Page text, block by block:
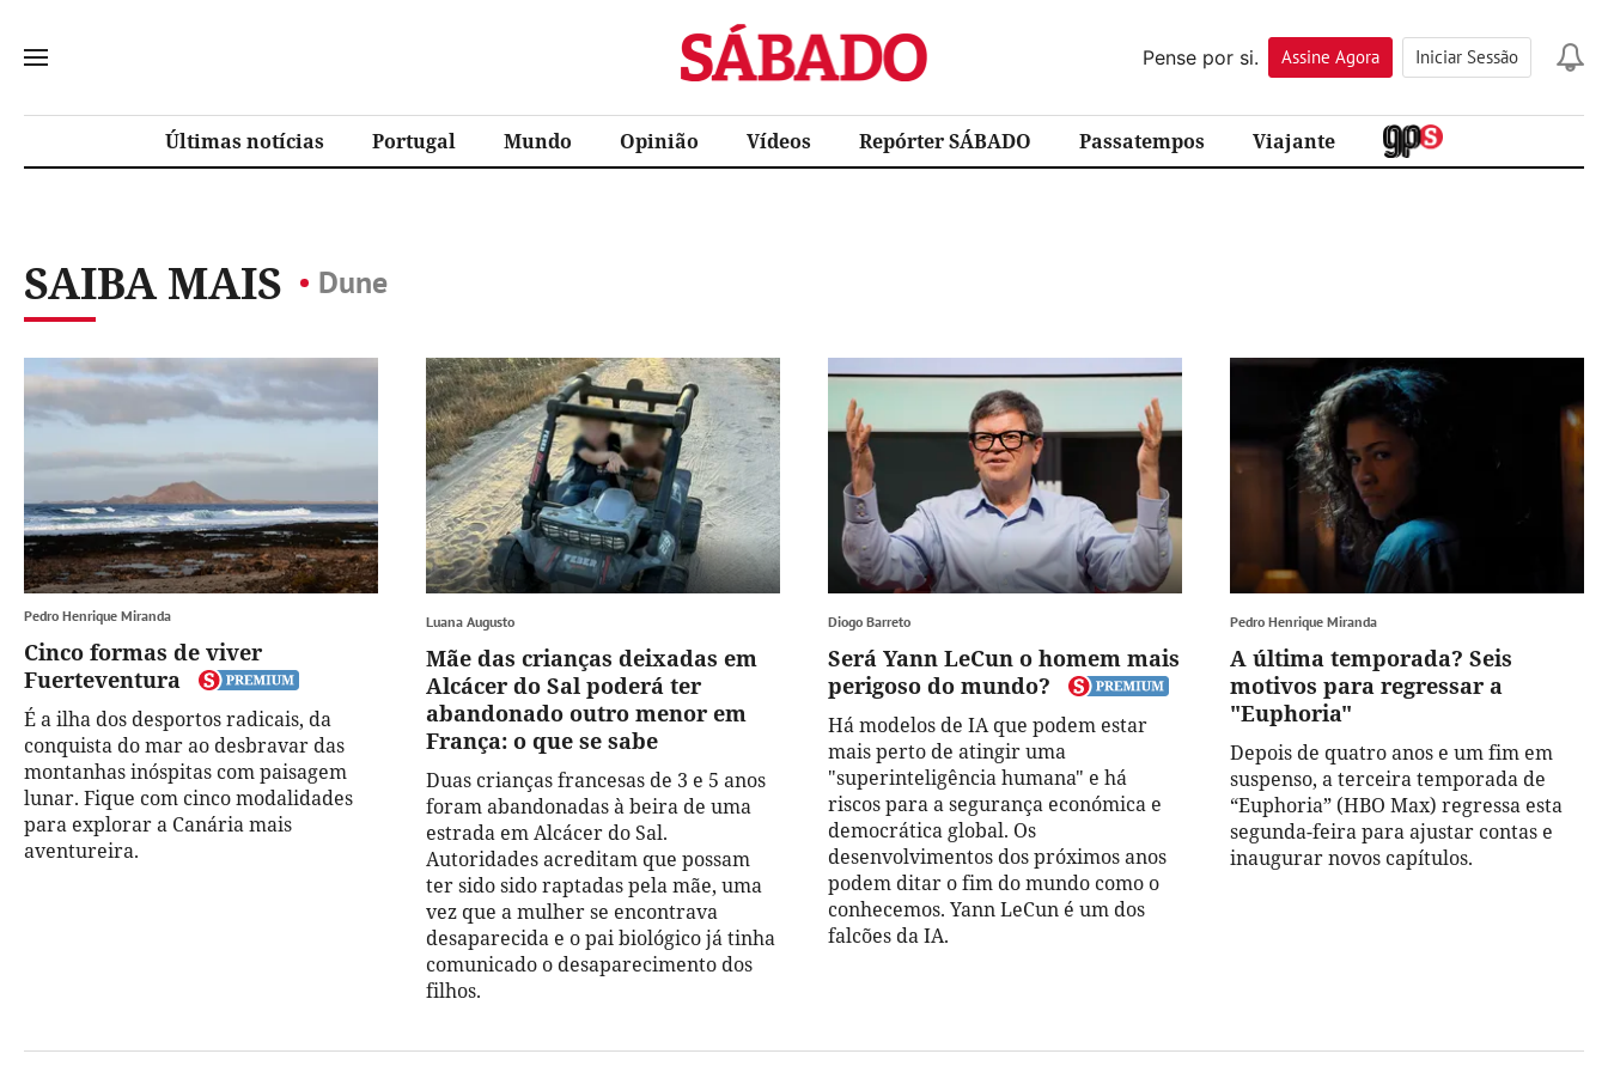
Sábado
Pense por si.
Assine Agora Iniciar Sessão
Últimas notícias Portugal Mundo Opinião Vídeos Repórter SÁBADO Passatempos Viajante
SAIBA MAIS Dune
Pedro Henrique Miranda
Cinco formas de viver
Fuerteventura
É a ilha dos desportos radicais, da
conquista do mar ao desbravar das
montanhas inóspitas com paisagem
lunar. Fique com cinco modalidades
para explorar a Canária mais
aventureira.
Luana Augusto
Mãe das crianças deixadas em
Alcácer do Sal poderá ter
abandonado outro menor em
França: o que se sabe
Duas crianças francesas de 3 e 5 anos
foram abandonadas à beira de uma
estrada em Alcácer do Sal.
Autoridades acreditam que possam
ter sido sido raptadas pela mãe, uma
vez que a mulher se encontrava
desaparecida e o pai biológico já tinha
comunicado o desaparecimento dos
filhos.
Diogo Barreto
Será Yann LeCun o homem mais
perigoso do mundo?
Há modelos de IA que podem estar
mais perto de atingir uma
"superinteligência humana" e há
riscos para a segurança económica e
democrática global. Os
desenvolvimentos dos próximos anos
podem ditar o fim do mundo como o
conhecemos. Yann LeCun é um dos
falcões da IA.
Pedro Henrique Miranda
A última temporada? Seis
motivos para regressar a
"Euphoria"
Depois de quatro anos e um fim em
suspenso, a terceira temporada de
“Euphoria” (HBO Max) regressa esta
segunda-feira para ajustar contas e
inaugurar novos capítulos.